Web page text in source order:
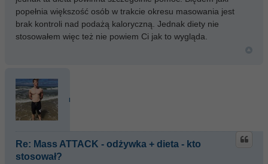
popełnia większość osób w trakcie okresu masowania jest
brak kontroli nad podażą kaloryczną. Jednak diety nie
stosowałem więc też nie powiem Ci jak to wygląda.
nosleep
Re: Mass ATTACK - odżywka + dieta - kto
stosował?